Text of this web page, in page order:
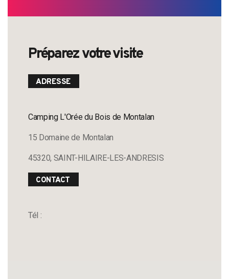
Préparez votre visite
ADRESSE
Camping L'Orée du Bois de Montalan
15 Domaine de Montalan
45320, SAINT-HILAIRE-LES-ANDRESIS
CONTACT
Tél :